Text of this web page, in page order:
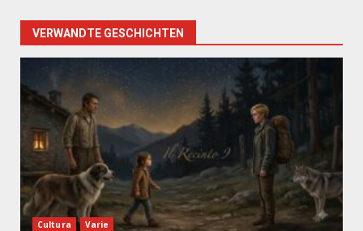
VERWANDTE GESCHICHTEN
Cultura Varie